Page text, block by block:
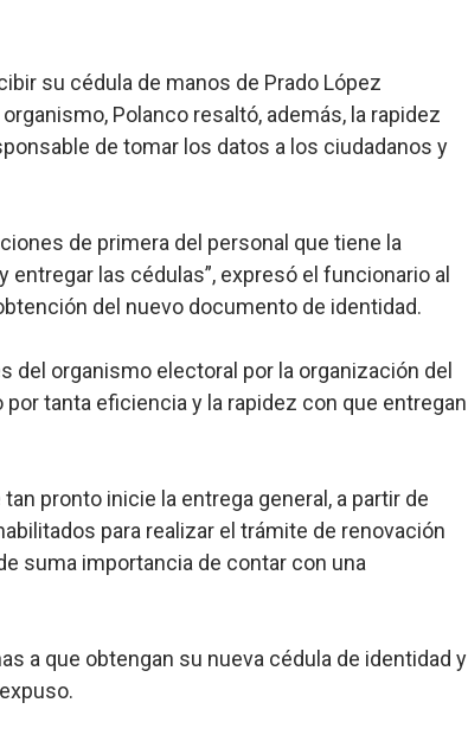
su cédula de manos de Prado López
Polanco resaltó, además, la rapidez
de tomar los datos a los ciudadanos y
de primera del personal que tiene la
las cédulas”, expresó el funcionario al
del nuevo documento de identidad.
del organismo electoral por la organización del
tanta eficiencia y la rapidez con que entregan
pronto inicie la entrega general, a partir de
para realizar el trámite de renovación
suma importancia de contar con una
a que obtengan su nueva cédula de identidad y